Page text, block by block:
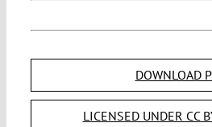
DOWNLOAD
LICENSED UNDER CC